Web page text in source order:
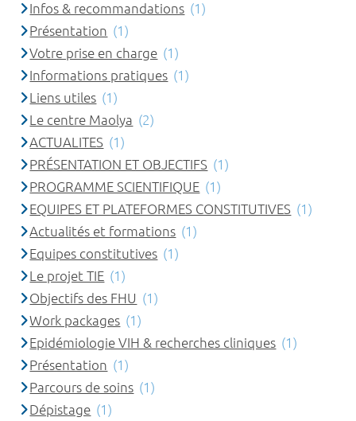
Infos & recommandations (1)
Présentation (1)
Votre prise en charge (1)
Informations pratiques (1)
Liens utiles (1)
Le centre Maolya (2)
ACTUALITES (1)
PRÉSENTATION ET OBJECTIFS (1)
PROGRAMME SCIENTIFIQUE (1)
EQUIPES ET PLATEFORMES CONSTITUTIVES (1)
Actualités et formations (1)
Equipes constitutives (1)
Le projet TIE (1)
Objectifs des FHU (1)
Work packages (1)
Epidémiologie VIH & recherches cliniques (1)
Présentation (1)
Parcours de soins (1)
Dépistage (1)